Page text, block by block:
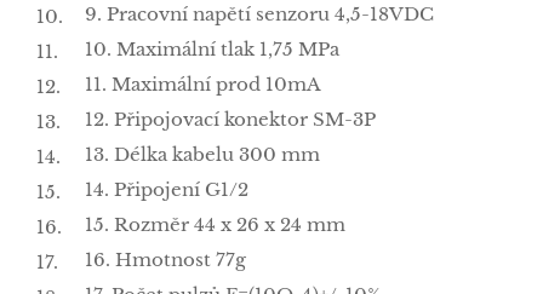
9. Pracovní napětí senzoru 4,5-18VDC
10. Maximální tlak 1,75 MPa
11. Maximální prod 10mA
12. Připojovací konektor SM-3P
13. Délka kabelu 300 mm
14. Připojení G1/2
15. Rozměr 44 x 26 x 24 mm
16. Hmotnost 77g